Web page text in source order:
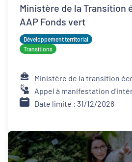
Ministère de la Transition
AAP Fonds vert
Développement territorial
Transitions
Ministère de la transition
Appel à manifestation
Date limite : 31/12/2026